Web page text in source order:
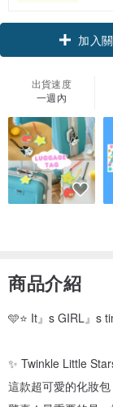
加入
出貨速度
一週內
商品介紹
🩵⭐️ It』s GIRL』s
✨ Twinkle Little
這款超可愛的化妝